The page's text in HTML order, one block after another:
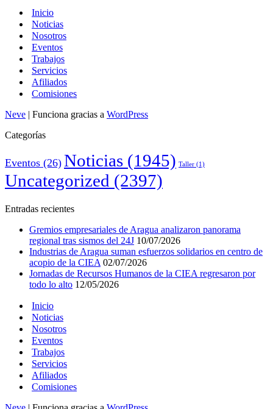
Inicio
Noticias
Nosotros
Eventos
Trabajos
Servicios
Afiliados
Comisiones
Neve | Funciona gracias a WordPress
Categorías
Eventos (26) Noticias (1945) Taller (1)
Uncategorized (2397)
Entradas recientes
Gremios empresariales de Aragua analizaron panorama
regional tras sismos del 24J 10/07/2026
Industrias de Aragua suman esfuerzos solidarios en centro de
acopio de la CIEA 02/07/2026
Jornadas de Recursos Humanos de la CIEA regresaron por
todo lo alto 12/05/2026
Inicio
Noticias
Nosotros
Eventos
Trabajos
Servicios
Afiliados
Comisiones